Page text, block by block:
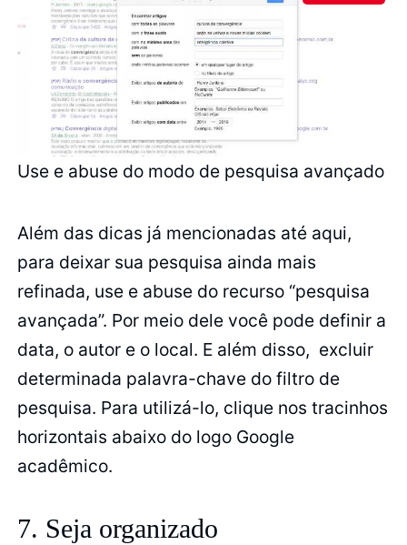
Use e abuse do modo de pesquisa avançado
Além das dicas já mencionadas até aqui,
para deixar sua pesquisa ainda mais
refinada, use e abuse do recurso “pesquisa
avançada”. Por meio dele você pode definir a
data, o autor e o local. E além disso, excluir
determinada palavra-chave do filtro de
pesquisa. Para utilizá-lo, clique nos tracinhos
horizontais abaixo do logo Google
acadêmico.
7. Seja organizado